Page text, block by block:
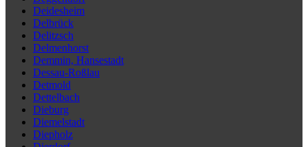
Deidesheim
Delbrück
Delitzsch
Delmenhorst
Demmin, Hansestadt
Dessau-Roßlau
Detmold
Dettelbach
Dieburg
Diemelstadt
Diepholz